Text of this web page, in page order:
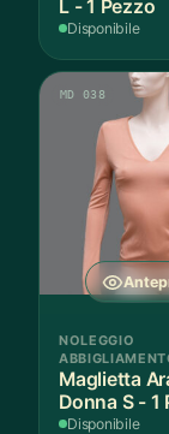
L - 1 Pezzo
Disponibile
MD 038
NOLEGGIO
Maglietta
Donna S - 1
Disponibile